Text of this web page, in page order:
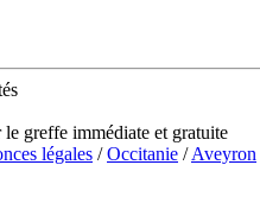
greffe immédiate et gratuite
légales /Occitanie /Aveyron